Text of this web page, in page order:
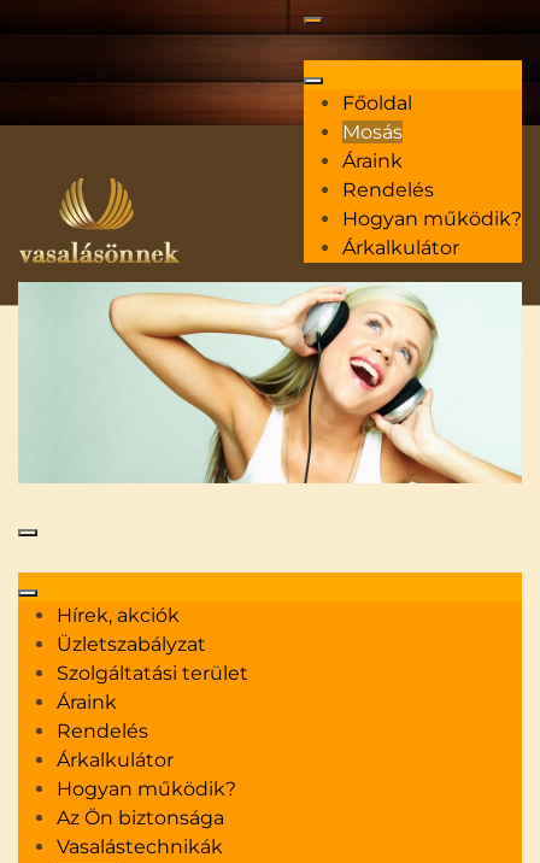
Főoldal
Mosás
Áraink
Rendelés
Hogyan működik?
Árkalkulátor
Vasalás helyett kapcsolódjon ki!
Vasaltasson velünk!
+36 30 313 55 90
Hírek, akciók
Üzletszabályzat
Szolgáltatási terület
Áraink
Rendelés
Árkalkulátor
Hogyan működik?
Az Ön biztonsága
Vasalástechnikák